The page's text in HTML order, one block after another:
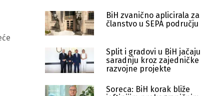
BiH zvanično aplicirala za
članstvo u SEPA području
Split i gradovi u BiH jačaju
saradnju kroz zajedničke
razvojne projekte
Soreca: BiH korak bliže